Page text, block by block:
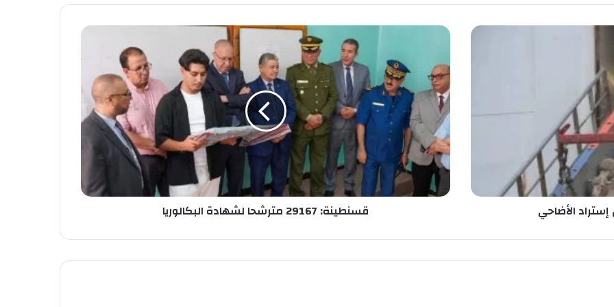
الأضاحي
ق
ن
ط
ي
ن
ة
:
2
9
1
6
ش
قسنطينة: 29167 مترشحا لشهادة البكالوريا